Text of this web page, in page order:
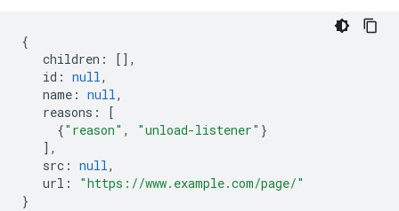
{
children :
[],
id : null,
name : null,
reasons :
[
{"reason" , "unload-listener" }
],
src : null,
url :
"https://www.example.com/page/"
}